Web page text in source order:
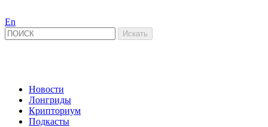
En
Новости
Лонгриды
Крипториум
Подкасты